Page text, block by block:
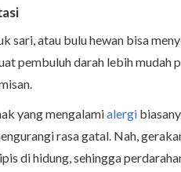
sari, atau bulu hewan bisa
pembuluh darah lebih mudah
yang mengalamialergi
rasa gatal. Nah,
di hidung, sehingga